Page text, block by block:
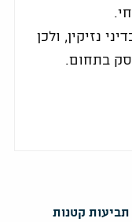
נזיקין, ולכן
בתחום.
קטנות